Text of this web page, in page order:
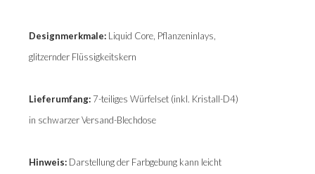
Designmerkmale: Liquid Core, Pflanzeninlays,
glitzernder Flüssigkeitskern
Lieferumfang: 7-teiliges Würfelset (inkl. Kristall-D4)
in schwarzer Versand-Blechdose
Hinweis: Darstellung der Farbgebung kann leicht